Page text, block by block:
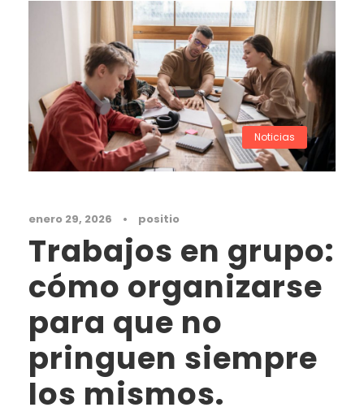
Noticias
enero 29, 2026 • positio
Trabajos en grupo:
cómo organizarse
para que no
pringuen siempre
los mismos.